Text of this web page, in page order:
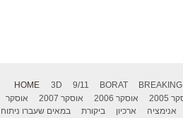
HOME 3D 9/11 BORAT
2005 אוסקר 2006 אוסקר 2007
אוסקר
אנימציה ארכיון ביקורת
במאים שעברו ניתוח